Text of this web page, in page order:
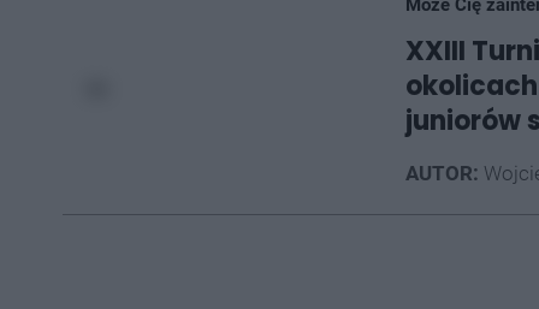
Może Cię
XXIII
juniorów
AUTOR: